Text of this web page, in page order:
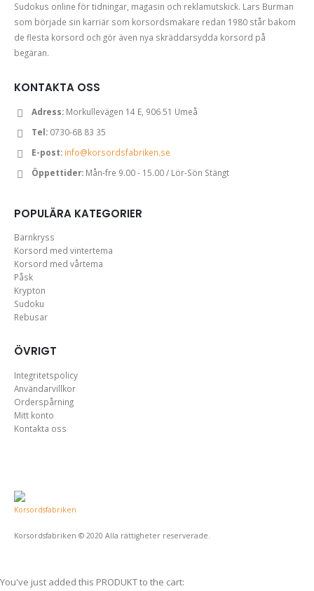
Sudokus online för tidningar, magasin och reklamutskick. Lars Burman
som började sin karriär som korsordsmakare redan 1980 står bakom
de flesta korsord och gör även nya skräddarsydda korsord på
begäran.
KONTAKTA OSS
Adress: Morkullevägen 14 E, 906 51 Umeå
Tel: 0730-68 83 35
E-post: info@korsordsfabriken.se
Öppettider: Mån-fre 9.00 - 15.00 / Lör-Sön Stängt
POPULÄRA KATEGORIER
Barnkryss
Korsord med vintertema
Korsord med vårtema
Påsk
Krypton
Sudoku
Rebusar
ÖVRIGT
Integritetspolicy
Användarvillkor
Orderspårning
Mitt konto
Kontakta oss
Korsordsfabriken © 2020 Alla rättigheter reserverade.
You've just added this PRODUKT to the cart: